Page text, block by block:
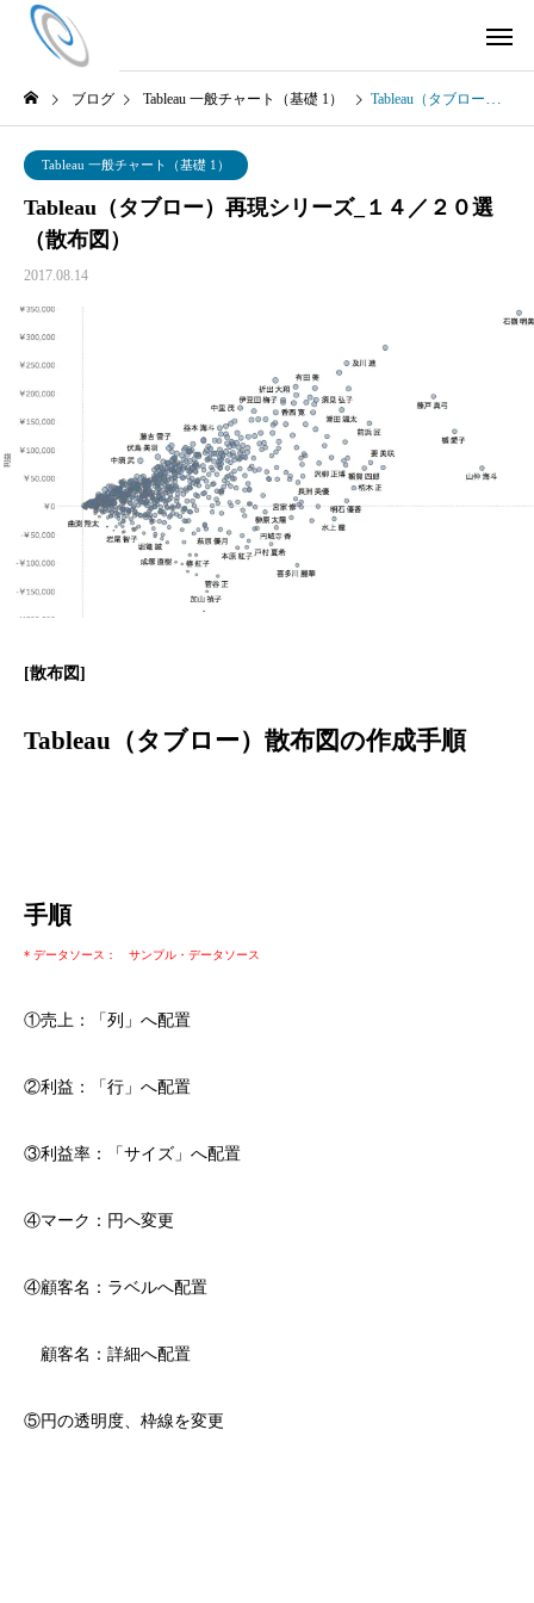
ブログ Tableau 一般チャート（基礎 1） Tableau（タブロー）再現シリーズ_１４／２０選（散布図）
Tableau 一般チャート（基礎 1）
Tableau（タブロー）再現シリーズ_１４／２０選
（散布図）
2017.08.14
[散布図]
Tableau（タブロー）散布図の作成手順
手順
* データソース： サンプル・データソース
①売上：「列」へ配置
②利益：「行」へ配置
③利益率：「サイズ」へ配置
④マーク：円へ変更
④顧客名：ラベルへ配置
顧客名：詳細へ配置
⑤円の透明度、枠線を変更